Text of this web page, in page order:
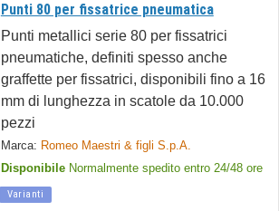
Punti 80 per fissatrice pneumatica
Punti metallici serie 80 per fissatrici
pneumatiche, definiti spesso anche
graffette per fissatrici, disponibili fino a 16
mm di lunghezza in scatole da 10.000
pezzi
Marca: Romeo Maestri & figli S.p.A.
Disponibile Normalmente spedito entro 24/48 ore
Varianti